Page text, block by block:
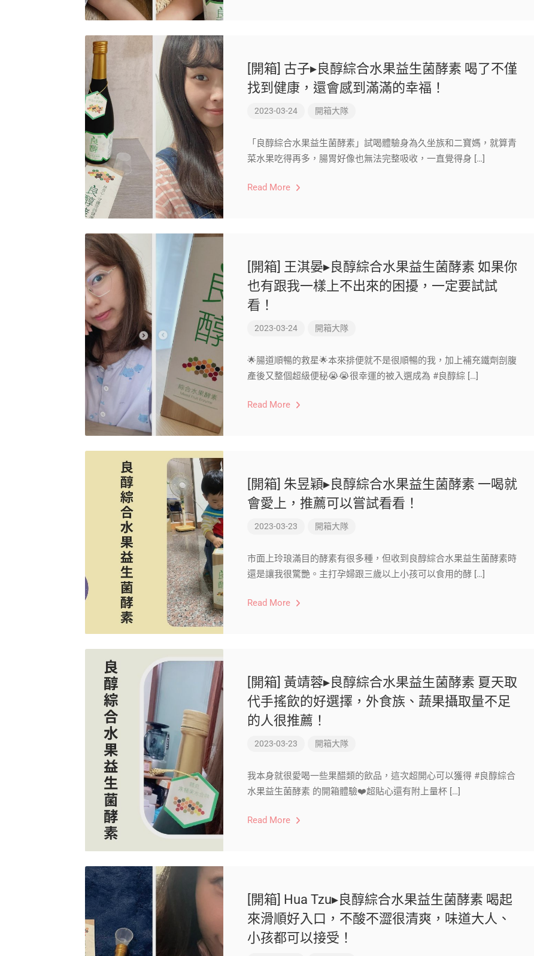
[開箱] 古子▸良醇綜合水果益生菌酵素 喝了不僅
找到健康，還會感到滿滿的幸福！
2023-03-24 開箱大隊
「良醇綜合水果益生菌酵素」試喝體驗身為久坐族和二寶媽，就算青
菜水果吃得再多，腸胃好像也無法完整吸收，一直覺得身 […]
Read More
[開箱] 王淇晏▸良醇綜合水果益生菌酵素 如果你
也有跟我一樣上不出來的困擾，一定要試試
看！
2023-03-24 開箱大隊
🌟腸道順暢的救星🌟本來排便就不是很順暢的我，加上補充鐵劑剖腹
產後又整個超級便秘😭😭很幸運的被入選成為 #良醇綜 […]
Read More
[開箱] 朱昱穎▸良醇綜合水果益生菌酵素 一喝就
會愛上，推薦可以嘗試看看！
2023-03-23 開箱大隊
市面上玲琅滿目的酵素有很多種，但收到良醇綜合水果益生菌酵素時
還是讓我很驚艷。主打孕婦跟三歲以上小孩可以食用的酵 […]
Read More
[開箱] 黃靖蓉▸良醇綜合水果益生菌酵素 夏天取
代手搖飲的好選擇，外食族、蔬果攝取量不足
的人很推薦！
2023-03-23 開箱大隊
我本身就很愛喝一些果醋類的飲品，這次超開心可以獲得 #良醇綜合
水果益生菌酵素 的開箱體驗❤️超貼心還有附上量杯 […]
Read More
[開箱] Hua Tzu▸良醇綜合水果益生菌酵素 喝起
來滑順好入口，不酸不澀很清爽，味道大人、
小孩都可以接受！